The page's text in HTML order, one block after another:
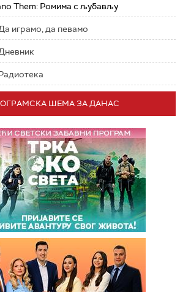
Them: Ромима с љубављу
играмо, да певамо
ШЕМА ЗА ДАНАС